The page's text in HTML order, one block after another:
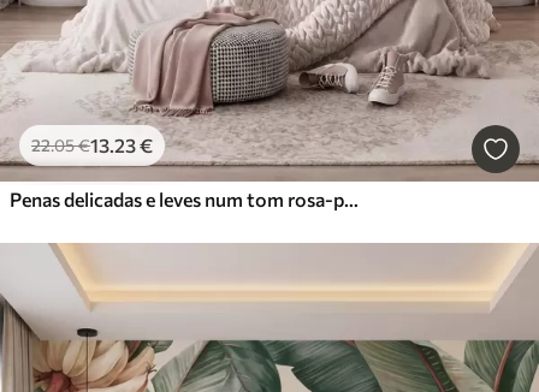
22.05€13.23€
Penas delicadas e leves num tom rosa-pêssego esbatido com brilho